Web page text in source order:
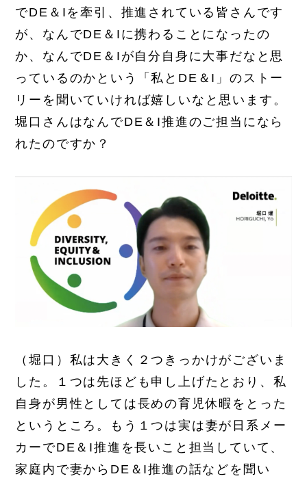
でDE＆Iを牽引、推進されている皆さんです
が、なんでDE＆Iに携わることになったの
か、なんでDE＆Iが自分自身に大事だなと思
っているのかという「私とDE＆I」のストー
リーを聞いていければ嬉しいなと思います。
堀口さんはなんでDE＆I推進のご担当になら
れたのですか？
（堀口）私は大きく２つきっかけがございま
した。１つは先ほども申し上げたとおり、私
自身が男性としては長めの育児休暇をとった
というところ。もう１つは実は妻が日系メー
カーでDE＆I推進を長いこと担当していて、
家庭内で妻からDE＆I推進の話などを聞い